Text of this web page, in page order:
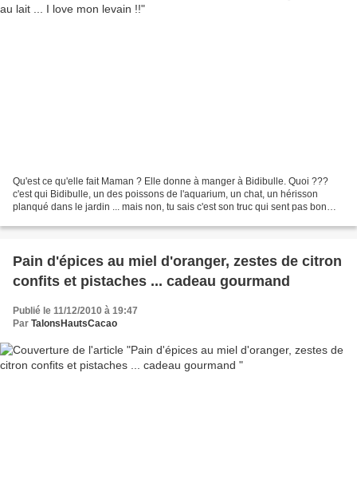
Qu'est ce qu'elle fait Maman ? Elle donne à manger à Bidibulle. Quoi ???
c'est qui Bidibulle, un des poissons de l'aquarium, un chat, un hérisson
planqué dans le jardin ... mais non, tu sais c'est son truc qui sent pas bon
Pain d'épices au miel d'oranger, zestes de citron
confits et pistaches ... cadeau gourmand
Publié le 11/12/2010 à 19:47
Par TalonsHautsCacao